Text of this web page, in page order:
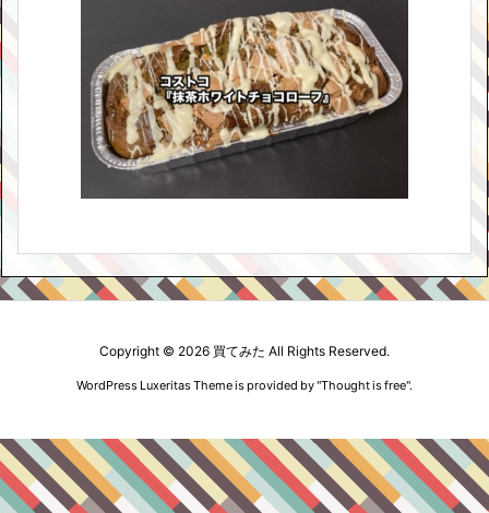
Copyright © 2026 買てみた All Rights Reserved.
WordPress Luxeritas Theme is provided by "Thought is free".